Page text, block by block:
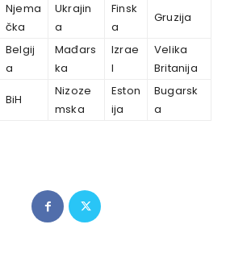
Njema
čka
Ukrajin
a
Finsk
a
Gruzija
Belgij
a
Mađars
ka
Izrae
l
Velika
Britanija
BiH
Nizoze
mska
Eston
ija
Bugarsk
a